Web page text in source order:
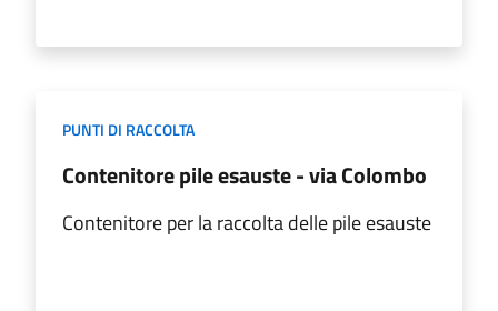
PUNTI DI RACCOLTA
Contenitore pile esauste - via Colombo
Contenitore per la raccolta delle pile esauste